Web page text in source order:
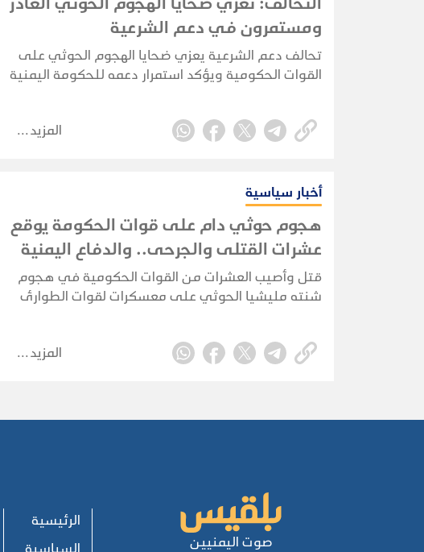
ومستمرون في دعم الشرعية
تحالف دعم الشرعية يعزي ضحايا الهجوم الحوثي على
القوات الحكومية ويؤكد استمرار دعمه للحكومة اليمنية
المزيد
أخبار سياسية
هجوم حوثي دام على قوات الحكومة يوقع
عشرات القتلى والجرحى.. والدفاع اليمنية
تتوعد بالرد
قتل وأصيب العشرات من القوات الحكومية في هجوم
شنته مليشيا الحوثي على معسكرات لقوات الطوارئ
المزيد
صوت اليمنيين
الرئيسية